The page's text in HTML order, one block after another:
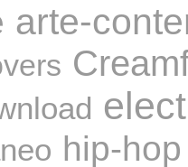
arte-
hip-hop